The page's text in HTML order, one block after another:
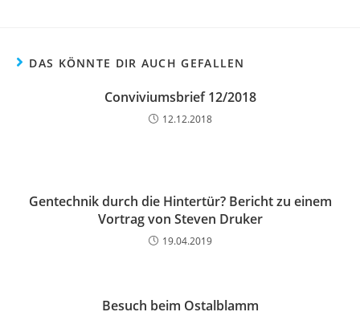
DAS KÖNNTE DIR AUCH GEFALLEN
Conviviumsbrief 12/2018
12.12.2018
Gentechnik durch die Hintertür? Bericht zu einem
Vortrag von Steven Druker
19.04.2019
Besuch beim Ostalblamm